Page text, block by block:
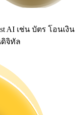
นิยม
AI เช่น บัตร โอนเงิน
จิทัล